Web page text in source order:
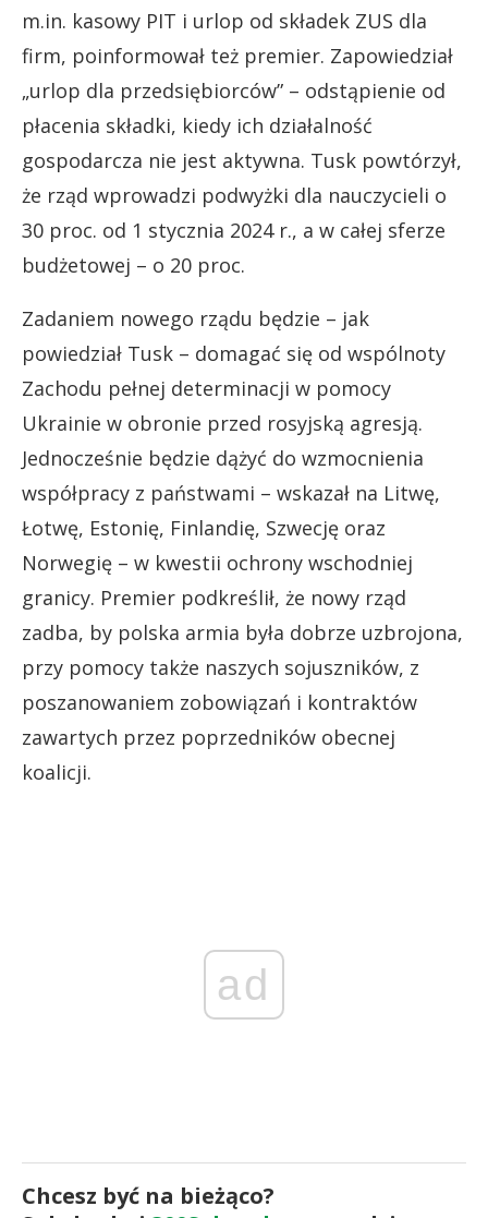
m.in. kasowy PIT i urlop od składek ZUS dla
firm, poinformował też premier. Zapowiedział
„urlop dla przedsiębiorców” – odstąpienie od
płacenia składki, kiedy ich działalność
gospodarcza nie jest aktywna. Tusk powtórzył,
że rząd wprowadzi podwyżki dla nauczycieli o
30 proc. od 1 stycznia 2024 r., a w całej sferze
budżetowej – o 20 proc.
Zadaniem nowego rządu będzie – jak
powiedział Tusk – domagać się od wspólnoty
Zachodu pełnej determinacji w pomocy
Ukrainie w obronie przed rosyjską agresją.
Jednocześnie będzie dążyć do wzmocnienia
współpracy z państwami – wskazał na Litwę,
Łotwę, Estonię, Finlandię, Szwecję oraz
Norwegię – w kwestii ochrony wschodniej
granicy. Premier podkreślił, że nowy rząd
zadba, by polska armia była dobrze uzbrojona,
przy pomocy także naszych sojuszników, z
poszanowaniem zobowiązań i kontraktów
zawartych przez poprzedników obecnej
koalicji.
ad
Chcesz być na bieżąco?